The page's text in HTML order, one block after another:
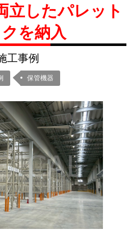
立したパレット
を納入
工事例
保管機器